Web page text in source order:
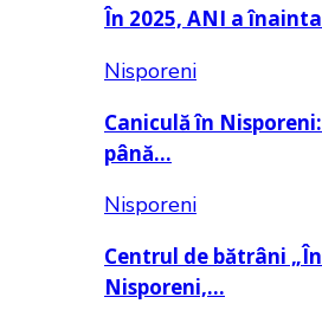
În 2025, ANI a
Nisporeni
Caniculă în
până…
Nisporeni
Centrul de bătrâni
Nisporeni,…